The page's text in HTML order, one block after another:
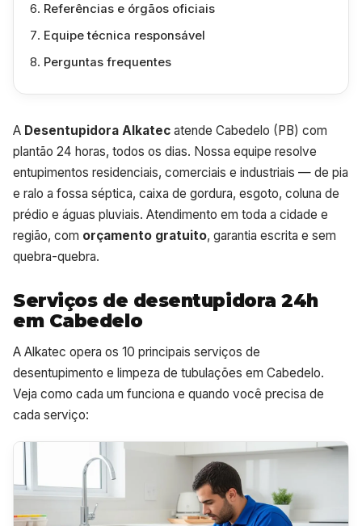
Referências e órgãos oficiais
Equipe técnica responsável
Perguntas frequentes
A Desentupidora Alkatec atende Cabedelo (PB) com
plantão 24 horas, todos os dias. Nossa equipe resolve
entupimentos residenciais, comerciais e industriais — de pia
e ralo a fossa séptica, caixa de gordura, esgoto, coluna de
prédio e águas pluviais. Atendimento em toda a cidade e
região, com orçamento gratuito, garantia escrita e sem
quebra-quebra.
Serviços de desentupidora 24h
em Cabedelo
A Alkatec opera os 10 principais serviços de
desentupimento e limpeza de tubulações em Cabedelo.
Veja como cada um funciona e quando você precisa de
cada serviço: